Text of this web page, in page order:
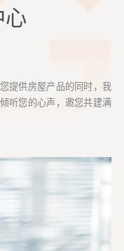
提供房屋产品的同时，我
听您的心声，邀您共建满